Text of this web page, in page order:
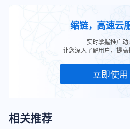
缩链，高速云
实时掌握推广动
让您深入了解用户，提高
立即使用
相关推荐